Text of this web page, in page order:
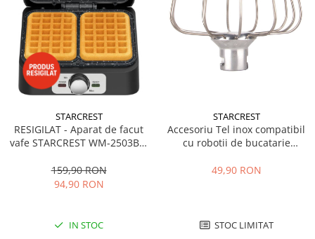
STARCREST
RESIGILAT - Aparat de facut
vafe STARCREST WM-2503BX,
temperatura, Placi cu invelis
ceramic, Negru/Inox
159,90 RON
94,90 RON
IN STOC
STARCREST
Accesoriu Tel inox compatibil
cu robotii de bucatarie
1500RD
49,90 RON
STOC LIMITAT